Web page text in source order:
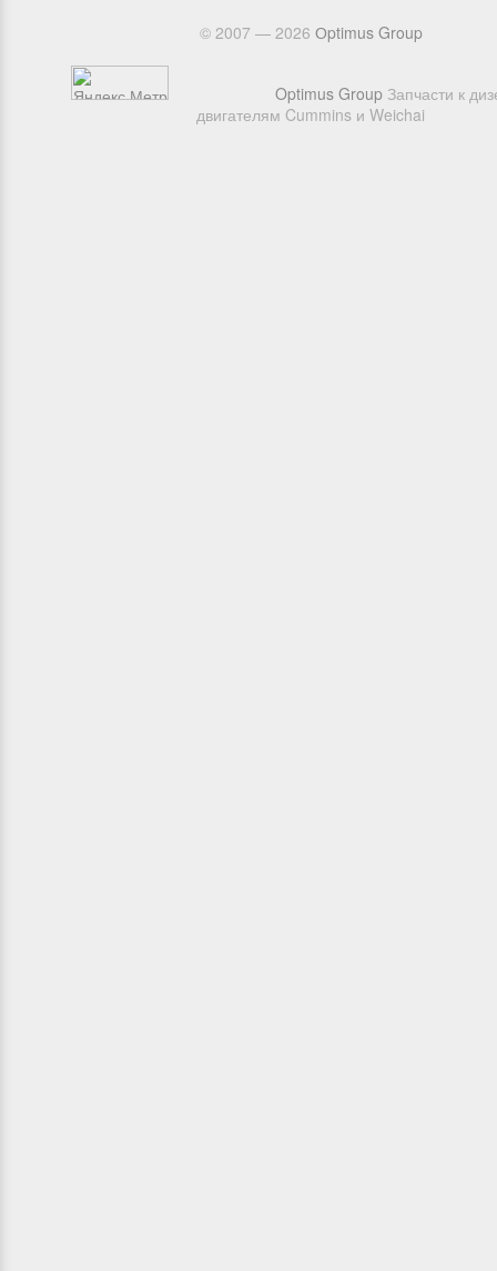
© 2007 — 2026 Оptimus Group
Optimus Group Запчасти к
двигателям Cummins и Weichai